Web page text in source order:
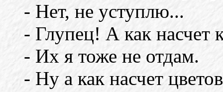
- Нет, не уступлю...
- Глупец! А как насчет
- Их я тоже не отдам.
- Ну а как насчет